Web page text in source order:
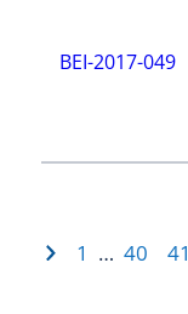
BEI-2017-049
1 … 40 41